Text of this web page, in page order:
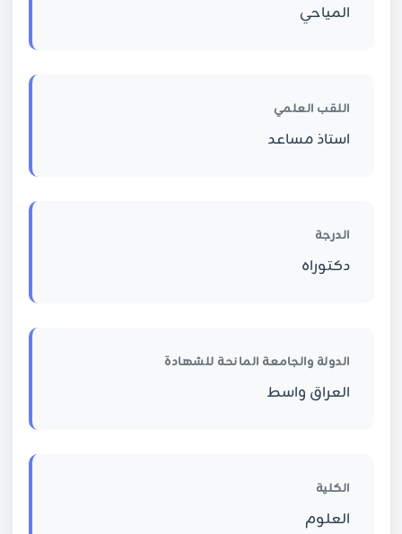
المياحي
اللقب العلمي
استاذ مساعد
الدرجة
دكتوراه
الدولة والجامعة المانحة للشهادة
العراق واسط
الكلية
العلوم